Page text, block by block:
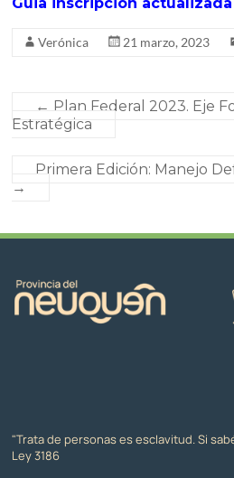
Guia inscripción actualizada
Verónica 21 marzo, 2023
← Plan Federal 2023. Eje
Estratégica
Primera Edición: Manejo
→
"Trata de personas es esclavitud. Si
Ley 3186